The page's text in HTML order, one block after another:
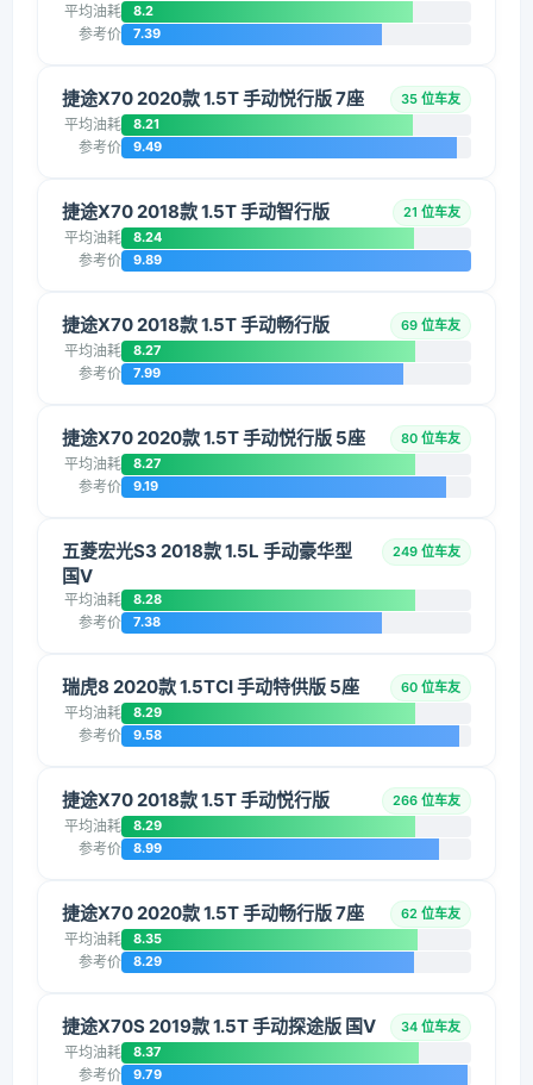
平均油耗 8.2
参考价 7.39
捷途X70 2020款 1.5T 手动悦行版 7座 35 位车友
平均油耗 8.21
参考价 9.49
捷途X70 2018款 1.5T 手动智行版 21 位车友
平均油耗 8.24
参考价 9.89
捷途X70 2018款 1.5T 手动畅行版 69 位车友
平均油耗 8.27
参考价 7.99
捷途X70 2020款 1.5T 手动悦行版 5座 80 位车友
平均油耗 8.27
参考价 9.19
五菱宏光S3 2018款 1.5L 手动豪华型
国V
249 位车友
平均油耗 8.28
参考价 7.38
瑞虎8 2020款 1.5TCI 手动特供版 5座 60 位车友
平均油耗 8.29
参考价 9.58
捷途X70 2018款 1.5T 手动悦行版 266 位车友
平均油耗 8.29
参考价 8.99
捷途X70 2020款 1.5T 手动畅行版 7座 62 位车友
平均油耗 8.35
参考价 8.29
捷途X70S 2019款 1.5T 手动探途版 国V 34 位车友
平均油耗 8.37
参考价 9.79